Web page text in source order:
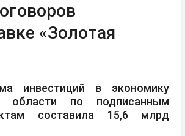
«Золотая
инвестиций в экономику
области по подписанным
составила 15,6 млрд